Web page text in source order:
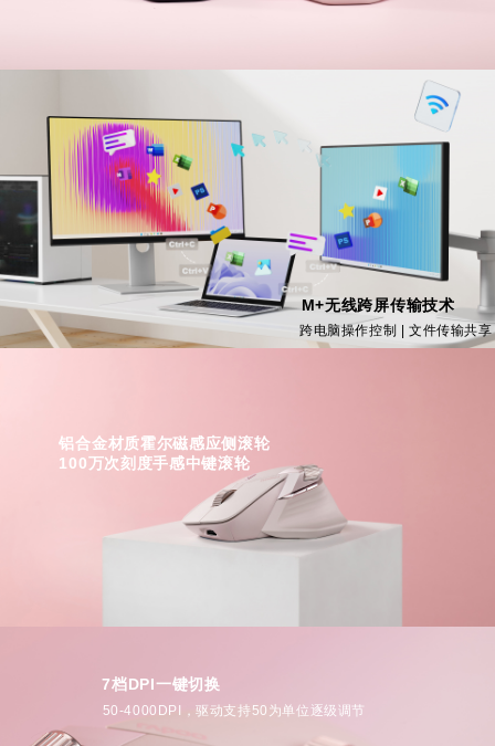
M+无线跨屏传输技术
跨电脑操作控制 | 文件传输共享
铝合金材质霍尔磁感应侧滚轮
100万次刻度手感中键滚轮
7档DPI一键切换
50-4000DPI，驱动支持50为单位逐级调节